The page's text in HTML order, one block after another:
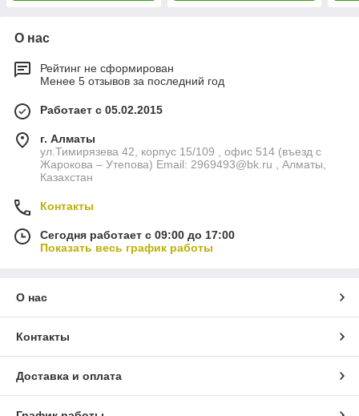
О нас
Рейтинг не сформирован
Менее 5 отзывов за последний год
Работает с 05.02.2015
г. Алматы
ул.Тимирязева 42, корпус 15/109 , офис 514 (въезд с
Жарокова – Утепова) Email: 2969493@bk.ru , Алматы,
Казахстан
Контакты
Сегодня работает с 09:00 до 17:00
Показать весь график работы
О нас
Контакты
Доставка и оплата